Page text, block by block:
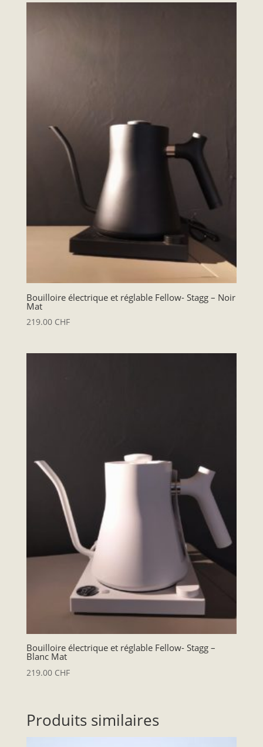
Bouilloire électrique et réglable Fellow- Stagg – Noir
Mat
219.00 CHF
Bouilloire électrique et réglable Fellow- Stagg –
Blanc Mat
219.00 CHF
Produits similaires